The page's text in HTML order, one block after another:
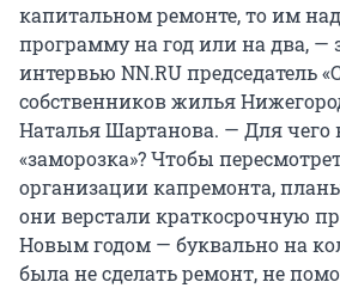
капитальном ремонте, то им
программу на год или на два, —
интервью NN.RU председатель
собственников жилья
Наталья Шартанова. — Для чего
«заморозка»? Чтобы
организации капремонта,
они верстали краткосрочную
Новым годом — буквально на
была не сделать ремонт, не